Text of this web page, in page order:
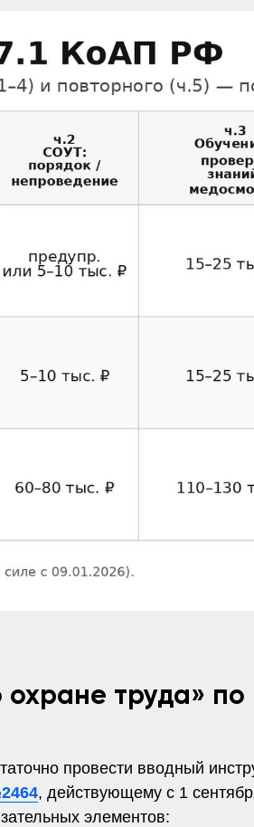
охране труда»
провести вводный
, действующему с 1
элементов: